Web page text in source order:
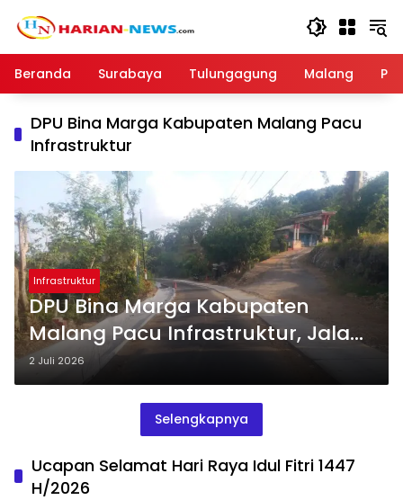
Beranda
Surabaya Tulungagung Malang
DPU Bina Marga Kabupaten Malang Pacu
Infrastruktur
Infrastruktur
DPU Bina Marga Kabupaten
Malang Pacu Infrastruktur, Jalan
Kedungsalam–JLS Hampir
Rampung
2 Juli 2026
Selengkapnya
Ucapan Selamat Hari Raya Idul Fitri 1447
H/2026